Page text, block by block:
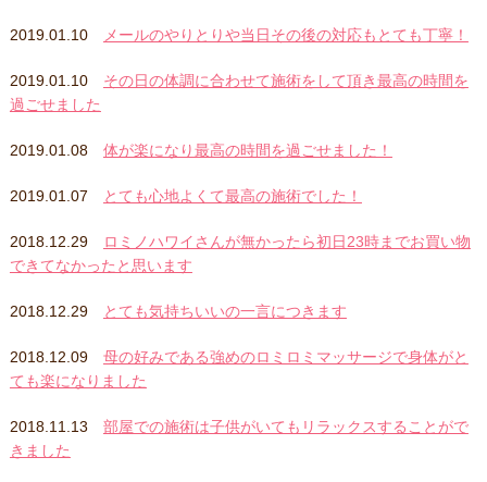
2019.01.10 メールのやりとりや当日その後の対応もとても丁寧！
2019.01.10
その日の体調に合わせて施術をして頂き最高の時間を
過ごせました
2019.01.08 体が楽になり最高の時間を過ごせました！
2019.01.07 とても心地よくて最高の施術でした！
2018.12.29
ロミノハワイさんが無かったら初日23時までお買い物
できてなかったと思います
2018.12.29 とても気持ちいいの一言につきます
2018.12.09
母の好みである強めのロミロミマッサージで身体がと
ても楽になりました
2018.11.13
部屋での施術は子供がいてもリラックスすることがで
きました